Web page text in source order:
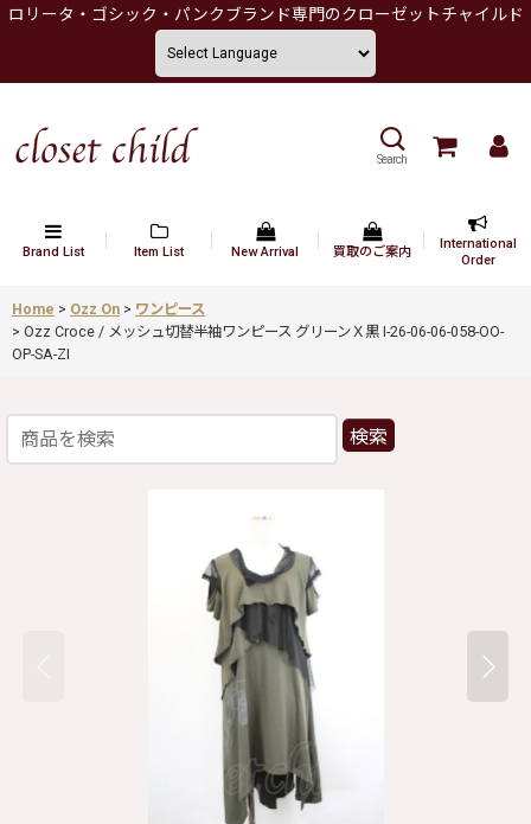
ロリータ・ゴシック・パンクブランド専門のクローゼットチャイルド
Search
Brand List Item List New Arrival 買取のご案内
International
Order
Home > Ozz On > ワンピース
> Ozz Croce / メッシュ切替半袖ワンピース グリーンＸ黒 I-26-06-06-058-OO-
OP-SA-ZI
検索